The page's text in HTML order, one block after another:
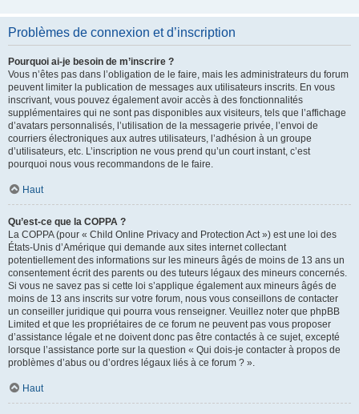
Problèmes de connexion et d’inscription
Pourquoi ai-je besoin de m’inscrire ?
Vous n’êtes pas dans l’obligation de le faire, mais les administrateurs du forum
peuvent limiter la publication de messages aux utilisateurs inscrits. En vous
inscrivant, vous pouvez également avoir accès à des fonctionnalités
supplémentaires qui ne sont pas disponibles aux visiteurs, tels que l’affichage
d’avatars personnalisés, l’utilisation de la messagerie privée, l’envoi de
courriers électroniques aux autres utilisateurs, l’adhésion à un groupe
d’utilisateurs, etc. L’inscription ne vous prend qu’un court instant, c’est
pourquoi nous vous recommandons de le faire.
Haut
Qu’est-ce que la COPPA ?
La COPPA (pour « Child Online Privacy and Protection Act ») est une loi des
États-Unis d’Amérique qui demande aux sites internet collectant
potentiellement des informations sur les mineurs âgés de moins de 13 ans un
consentement écrit des parents ou des tuteurs légaux des mineurs concernés.
Si vous ne savez pas si cette loi s’applique également aux mineurs âgés de
moins de 13 ans inscrits sur votre forum, nous vous conseillons de contacter
un conseiller juridique qui pourra vous renseigner. Veuillez noter que phpBB
Limited et que les propriétaires de ce forum ne peuvent pas vous proposer
d’assistance légale et ne doivent donc pas être contactés à ce sujet, excepté
lorsque l’assistance porte sur la question « Qui dois-je contacter à propos de
problèmes d’abus ou d’ordres légaux liés à ce forum ? ».
Haut